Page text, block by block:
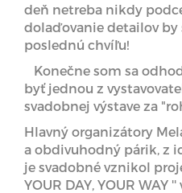
deň netreba nikdy
dolaďovanie detailov
poslednú chvíľu!
Konečne som sa
byť jednou z
svadobnej výstave za
Hlavný organizátory
a obdivuhodný párik, z
je svadobné vznikol
YOUR DAY, YOUR WAY ''